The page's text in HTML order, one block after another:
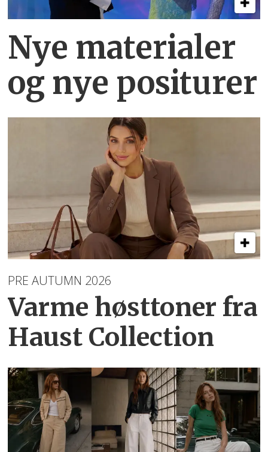
Nye materialer
og nye positurer
PRE AUTUMN 2026
Varme høsttoner fra
Haust Collection